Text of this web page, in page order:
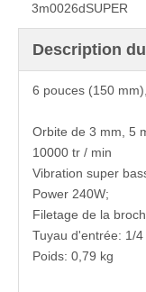
3m0026dSUPER
Description
6 pouces (150
Orbite de 3 mm, 5
10000 tr / min
Vibration super
Power 240W;
Filetage de la
Tuyau d'entrée: 1/
Poids: 0,79 kg